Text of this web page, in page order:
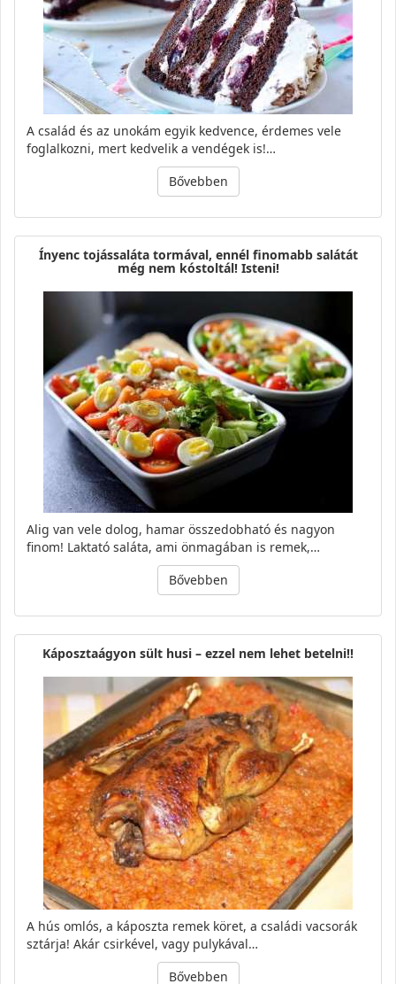
A család és az unokám egyik kedvence, érdemes vele
foglalkozni, mert kedvelik a vendégek is!…
Bővebben
Ínyenc tojássaláta tormával, ennél finomabb salátát
még nem kóstoltál! Isteni!
Alig van vele dolog, hamar összedobható és nagyon
finom! Laktató saláta, ami önmagában is remek,…
Bővebben
Káposztaágyon sült husi – ezzel nem lehet betelni!!
A hús omlós, a káposzta remek köret, a családi vacsorák
sztárja! Akár csirkével, vagy pulykával…
Bővebben